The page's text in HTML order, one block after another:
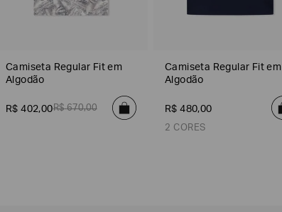
Camiseta Regular Fit em
Algodão
R$ 402,00R$ 670,00
Camiseta Regular Fit em
Algodão
R$ 480,00
2 CORES